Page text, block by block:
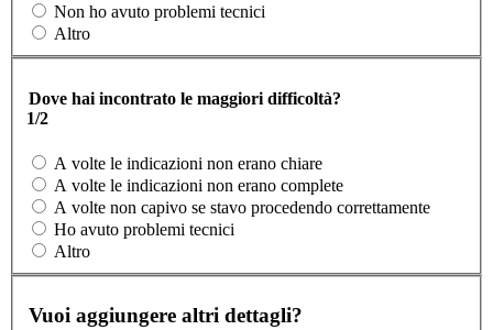
Non ho avuto problemi tecnici
Altro
Dove hai incontrato le maggiori difficoltà?
1/2
A volte le indicazioni non erano chiare
A volte le indicazioni non erano complete
A volte non capivo se stavo procedendo correttamente
Ho avuto problemi tecnici
Altro
Vuoi aggiungere altri dettagli?